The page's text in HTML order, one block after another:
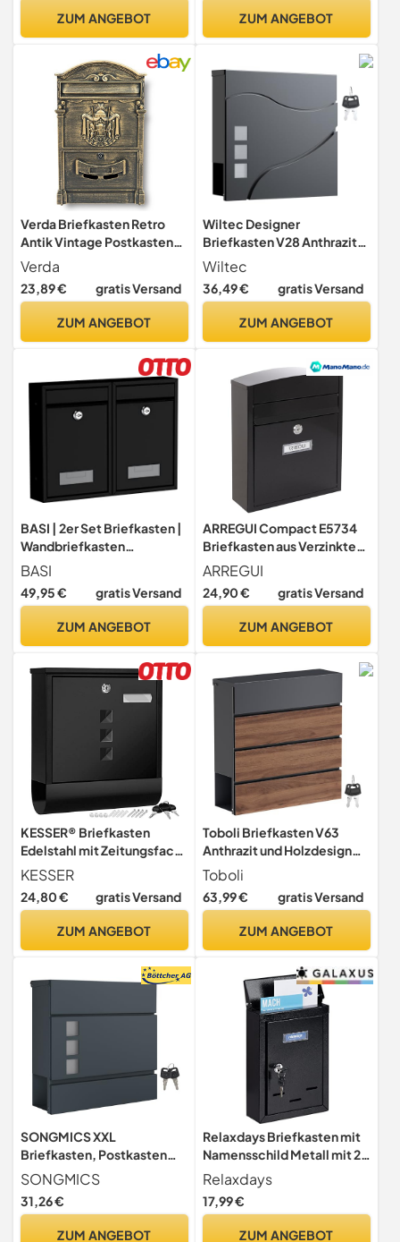
ZUM ANGEBOT ZUM ANGEBOT
Verda Briefkasten Retro
Antik Vintage Postkasten
Wandbriefkasten Alu 3D-
Relief Schwarz [40 x 25,5 x
9cm] Klassischer Antiker
3
Verda
23,89 € gratis Versand
ZUM ANGEBOT
Wiltec Designer
Briefkasten V28 Anthrazit
370 x 105 x 370 mm,
Wandbriefkasten mit
Schloss, Sichtfenstern und
aus pulverbeschichtetem
Wiltec
36,49 € gratis Versand
ZUM ANGEBOT
BASI | 2er Set Briefkasten |
Wandbriefkasten
Kompaktbriefkasten | DIN
B5 | Namensschild jeweils 2
Schlüssel |
Briefkastenanlage |
Matt | 2 Stück
BASI
49,95 € gratis Versand
ZUM ANGEBOT
ARREGUI Compact E5734
Briefkasten aus Verzinktem
Stahl, Größe S (DIN A5
Post), Wandbriefkasten für
den Außenbereich,
Namensschild, 2 Schlüssel,
Schwarz
ARREGUI
24,90 € gratis Versand
ZUM ANGEBOT
KESSER® Briefkasten
Edelstahl mit Zeitungsfach
Namensschild,
Sichtfenster, gebürstet, 3X
Schlüssel abschließbar,
Wandmontage, groß, inkl.
KESSER
24,80 € gratis Versand
ZUM ANGEBOT
Toboli Briefkasten V63
Anthrazit und Holzdesign
410 x 130 x 370 mm,
Wandbriefkasten mit
Schloss, Soft Close Klappe
Postkasten aus Stahl
Toboli
63,99 € gratis Versand
ZUM ANGEBOT
SONGMICS XXL
Briefkasten, Postkasten
mit Zeitungsfach, 10,5 x 37
x 37 cm, Aufkleber gegen
unerwünschte Werbung,
SONGMICS
31,26 €
ZUM ANGEBOT
Relaxdays Briefkasten mit
Namensschild Metall mit 2
Schlüsseln Postkasten
schmal HxBxT: 26 5 x 19 x 6 5
cm schwarz 10030688_46
Relaxdays
17,99 €
ZUM ANGEBOT